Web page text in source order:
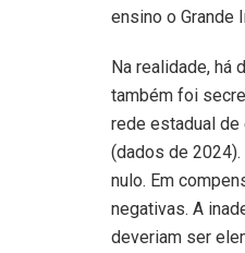
ensino o Grande
Na realidade, há
também foi
rede estadual de
(dados de
nulo. Em
negativas. A
deveriam ser